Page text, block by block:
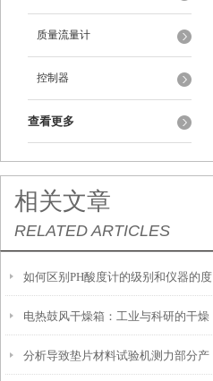
质量流量计
控制器
查看更多
相关文章
RELATED ARTICLES
如何区别PH酸度计的级别和仪器的度
电热鼓风干燥箱：工业与科研的干燥
好帮手
分析导致垫片材料试验机测力部分产